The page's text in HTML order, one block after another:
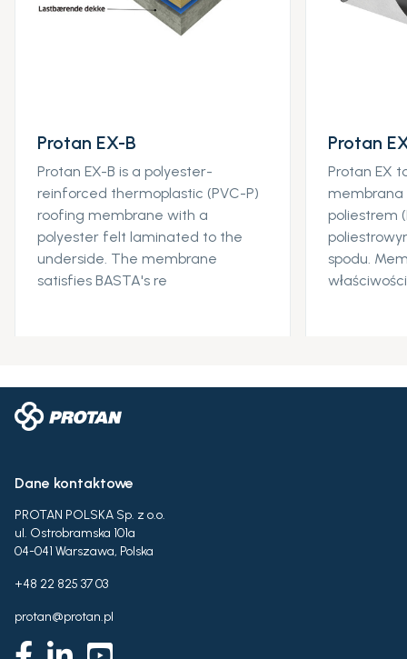
Protan EX-B
Protan EX-B is a polyester-
reinforced thermoplastic (PVC-P)
roofing membrane with a
polyester felt laminated to the
underside. The membrane
satisfies BASTA's re
Protan
Protan EX
membrana
poliestrem
spodu.
Dane kontaktowe
PROTAN POLSKA Sp. z o.o.
ul. Ostrobramska 101a
04-041 Warszawa, Polska
+48 22 825 37 03
protan@protan.pl